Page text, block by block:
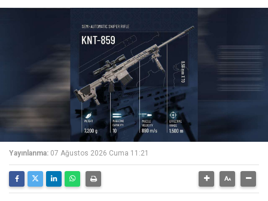
Yayınlanma: 07 Ağustos 2026 Cuma 11:21